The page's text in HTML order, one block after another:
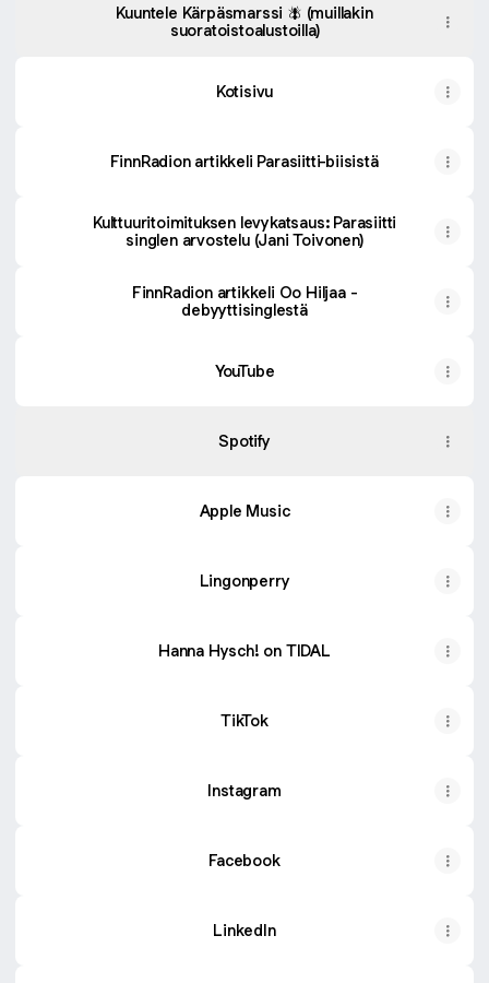
Kuuntele Kärpäsmarssi 🪰 (muillakin
suoratoistoalustoilla)
Kotisivu
FinnRadion artikkeli Parasiitti-biisistä
Kulttuuritoimituksen levykatsaus: Parasiitti
singlen arvostelu (Jani Toivonen)
FinnRadion artikkeli Oo Hiljaa -
debyyttisinglestä
YouTube
Spotify
Apple Music
Lingonperry
Hanna Hysch! on TIDAL
TikTok
Instagram
Facebook
LinkedIn